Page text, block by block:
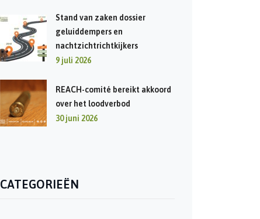
Stand van zaken dossier
geluiddempers en
nachtzichtrichtkijkers
9 juli 2026
REACH-comité bereikt akkoord
over het loodverbod
30 juni 2026
CATEGORIEËN